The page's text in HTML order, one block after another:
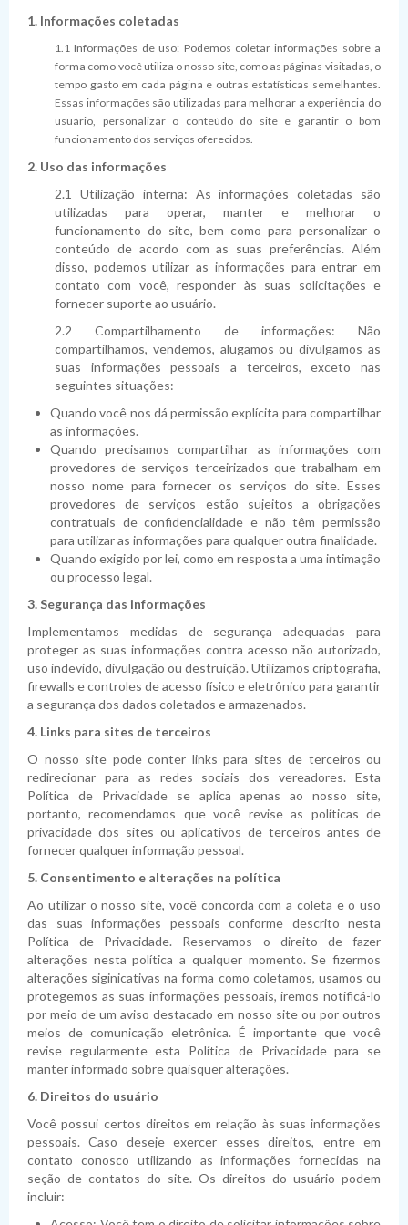
Concursos Públicos
Atas de Adesão
Obras
Fornecedores Sancionados
Execução Extraorçamentária
Plano Estratégico Institucional
Relatório de Gestão e Atividades
Políticas de Gestão e Governança
Sistema de Informação ao Cidadão - SIC
Perguntas Frequentes
Acessibilidade
Lei Geral de Proteção de Dados Pessoais
Sobre a LGPD
Política de Privacidade
1. Informações coletadas
1.1 Informações de uso: Podemos coletar informações sobre a
forma como você utiliza o nosso site, como as páginas visitadas, o
tempo gasto em cada página e outras estatísticas semelhantes.
Essas informações são utilizadas para melhorar a experiência do
usuário, personalizar o conteúdo do site e garantir o bom
funcionamento dos serviços oferecidos.
2. Uso das informações
2.1 Utilização interna: As informações coletadas são
utilizadas para operar, manter e melhorar o
funcionamento do site, bem como para personalizar o
conteúdo de acordo com as suas preferências. Além
disso, podemos utilizar as informações para entrar em
contato com você, responder às suas solicitações e
fornecer suporte ao usuário.
2.2 Compartilhamento de informações: Não
compartilhamos, vendemos, alugamos ou divulgamos as
suas informações pessoais a terceiros, exceto nas
seguintes situações:
Quando você nos dá permissão explícita para compartilhar
as informações.
Quando precisamos compartilhar as informações com
provedores de serviços terceirizados que trabalham em
nosso nome para fornecer os serviços do site. Esses
provedores de serviços estão sujeitos a obrigações
contratuais de confidencialidade e não têm permissão
para utilizar as informações para qualquer outra finalidade.
Quando exigido por lei, como em resposta a uma intimação
ou processo legal.
3. Segurança das informações
Implementamos medidas de segurança adequadas para
proteger as suas informações contra acesso não autorizado,
uso indevido, divulgação ou destruição. Utilizamos criptografia,
firewalls e controles de acesso físico e eletrônico para garantir
a segurança dos dados coletados e armazenados.
4. Links para sites de terceiros
O nosso site pode conter links para sites de terceiros ou
redirecionar para as redes sociais dos vereadores. Esta
Política de Privacidade se aplica apenas ao nosso site,
portanto, recomendamos que você revise as políticas de
privacidade dos sites ou aplicativos de terceiros antes de
fornecer qualquer informação pessoal.
5. Consentimento e alterações na política
Ao utilizar o nosso site, você concorda com a coleta e o uso
das suas informações pessoais conforme descrito nesta
Política de Privacidade. Reservamos o direito de fazer
alterações nesta política a qualquer momento. Se fizermos
alterações siginicativas na forma como coletamos, usamos ou
protegemos as suas informações pessoais, iremos notificá-lo
por meio de um aviso destacado em nosso site ou por outros
meios de comunicação eletrônica. É importante que você
revise regularmente esta Política de Privacidade para se
manter informado sobre quaisquer alterações.
6. Direitos do usuário
Você possui certos direitos em relação às suas informações
pessoais. Caso deseje exercer esses direitos, entre em
contato conosco utilizando as informações fornecidas na
seção de contatos do site. Os direitos do usuário podem
incluir: